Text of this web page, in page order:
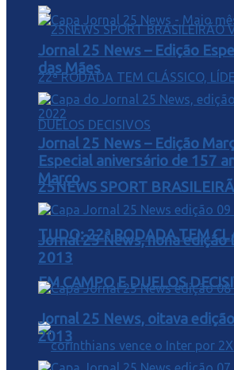
25NEWS SPORT
TUDO: 22ª RODADA TEM
EM CAMPO E DUELOS
Jornal 25 News – Edição
das Mães
Jornal 25 News – Edição
Especial aniversário de 157
Março
Jornal 25 News, nona edição
2013
Jornal 25 News, oitava
2013